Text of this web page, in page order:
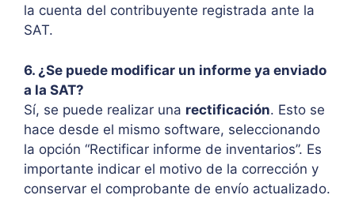
la cuenta del contribuyente registrada ante la
SAT.
6. ¿Se puede modificar un informe ya enviado
a la SAT?
Sí, se puede realizar una rectificación. Esto se
hace desde el mismo software, seleccionando
la opción “Rectificar informe de inventarios”. Es
importante indicar el motivo de la corrección y
conservar el comprobante de envío actualizado.